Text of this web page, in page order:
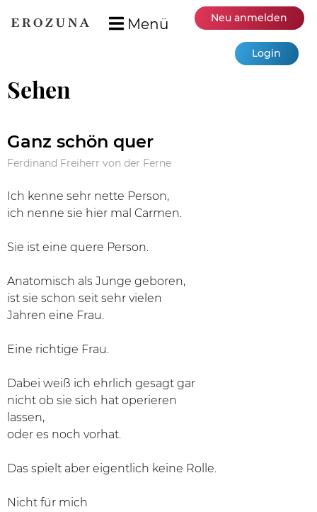
Menü Neu anmelden
Login
Sehen
Ganz schön quer
Ferdinand Freiherr von der Ferne
Ich kenne sehr nette Person,
ich nenne sie hier mal Carmen.
Sie ist eine quere Person.
Anatomisch als Junge geboren,
ist sie schon seit sehr vielen
Jahren eine Frau.
Eine richtige Frau.
Dabei weiß ich ehrlich gesagt gar
nicht ob sie sich hat operieren
lassen,
oder es noch vorhat.
Das spielt aber eigentlich keine Rolle.
Nicht für mich